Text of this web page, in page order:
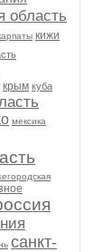
область
кижи
крым куба
мексика
санкт-